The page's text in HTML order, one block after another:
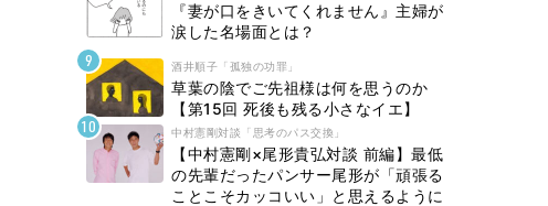
『妻が口をきいてくれません』主婦が
涙した名場面とは？
酒井順子「孤独の功罪」
草葉の陰でご先祖様は何を思うのか
【第15回 死後も残る小さなイエ】
中村憲剛対談「思考のパス交換」
【中村憲剛×尾形貴弘対談 前編】最低
の先輩だったパンサー尾形が「頑張る
ことこそカッコいい」と思えるように